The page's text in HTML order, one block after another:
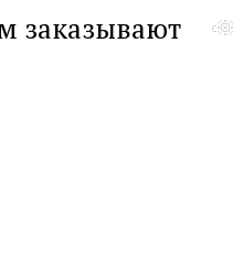
заказывают